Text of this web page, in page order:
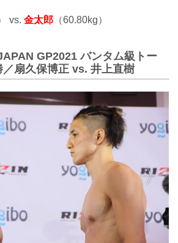
vs. 金太郎 （60.80kg）
GP2021 バンタム級トー
扇久保博正 vs. 井上直樹